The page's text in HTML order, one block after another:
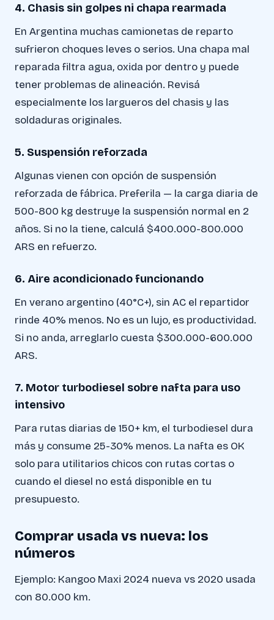
4. Chasis sin golpes ni chapa rearmada
En Argentina muchas camionetas de reparto
sufrieron choques leves o serios. Una chapa mal
reparada filtra agua, oxida por dentro y puede
tener problemas de alineación. Revisá
especialmente los largueros del chasis y las
soldaduras originales.
5. Suspensión reforzada
Algunas vienen con opción de suspensión
reforzada de fábrica. Preferila — la carga diaria de
500-800 kg destruye la suspensión normal en 2
años. Si no la tiene, calculá $400.000-800.000
ARS en refuerzo.
6. Aire acondicionado funcionando
En verano argentino (40°C+), sin AC el repartidor
rinde 40% menos. No es un lujo, es productividad.
Si no anda, arreglarlo cuesta $300.000-600.000
ARS.
7. Motor turbodiesel sobre nafta para uso
intensivo
Para rutas diarias de 150+ km, el turbodiesel dura
más y consume 25-30% menos. La nafta es OK
solo para utilitarios chicos con rutas cortas o
cuando el diesel no está disponible en tu
presupuesto.
Comprar usada vs nueva: los
números
Ejemplo: Kangoo Maxi 2024 nueva vs 2020 usada
con 80.000 km.